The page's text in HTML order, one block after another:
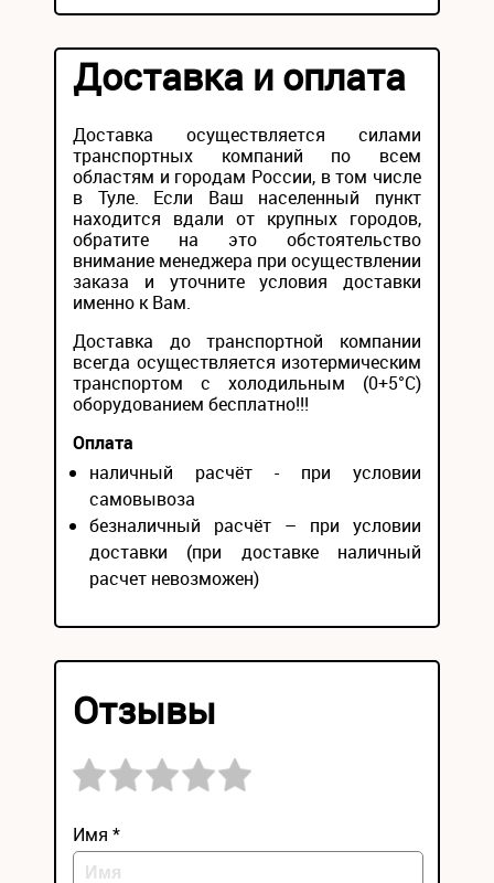
Доставка и оплата
Доставка осуществляется силами
транспортных компаний по всем
областям и городам России, в том числе
в Туле. Если Ваш населенный пункт
находится вдали от крупных городов,
обратите на это обстоятельство
внимание менеджера при осуществлении
заказа и уточните условия доставки
именно к Вам.
Доставка до транспортной компании
всегда осуществляется изотермическим
транспортом с холодильным (0+5°С)
оборудованием бесплатно!!!
Оплата
наличный расчёт - при условии
самовывоза
безналичный расчёт – при условии
доставки (при доставке наличный
расчет невозможен)
Отзывы
Имя *